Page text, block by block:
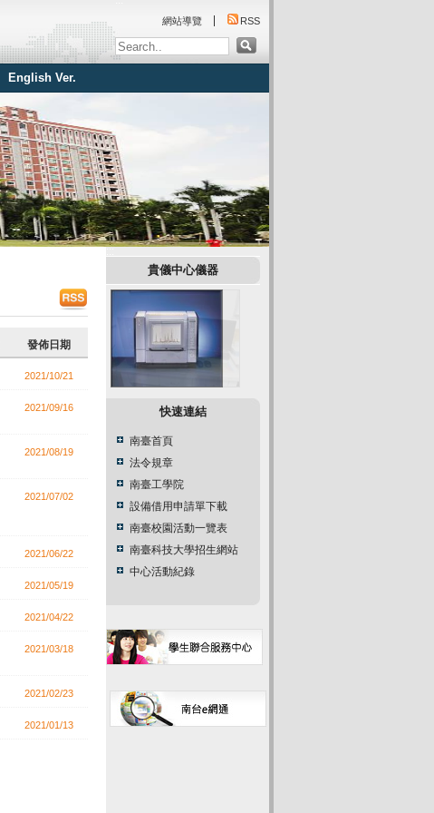
網站導覽 RSS
English Ver.
發佈日期
2021/10/21
2021/09/16
2021/08/19
2021/07/02
2021/06/22
2021/05/19
2021/04/22
2021/03/18
2021/02/23
2021/01/13
貴儀中心儀器
快速連結
南臺首頁
法令規章
南臺工學院
設備借用申請單下載
南臺校園活動一覽表
南臺科技大學招生網站
中心活動紀錄